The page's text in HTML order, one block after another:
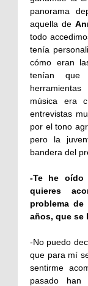
panorama
aquella de
todo
tenía
cómo eran
tenían que
música era
entrevistas
por el tono
pero la
bandera del
-Te he oído
quieres
problema
años, que se
-No puedo
que para mí
sentirme
pasado han